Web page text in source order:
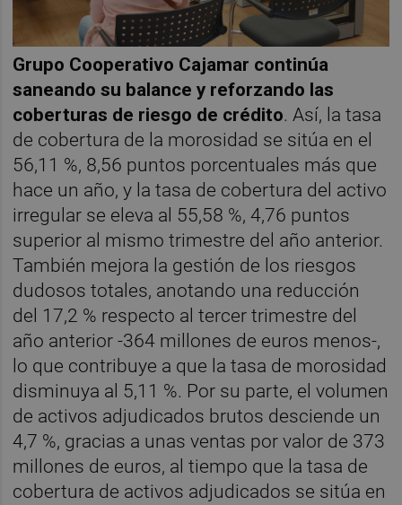
Grupo Cooperativo Cajamar continúa
saneando su balance y reforzando las
coberturas de riesgo de crédito. Así, la tasa
de cobertura de la morosidad se sitúa en el
56,11 %, 8,56 puntos porcentuales más que
hace un año, y la tasa de cobertura del activo
irregular se eleva al 55,58 %, 4,76 puntos
superior al mismo trimestre del año anterior.
También mejora la gestión de los riesgos
dudosos totales, anotando una reducción
del 17,2 % respecto al tercer trimestre del
año anterior -364 millones de euros menos-,
lo que contribuye a que la tasa de morosidad
disminuya al 5,11 %. Por su parte, el volumen
de activos adjudicados brutos desciende un
4,7 %, gracias a unas ventas por valor de 373
millones de euros, al tiempo que la tasa de
cobertura de activos adjudicados se sitúa en